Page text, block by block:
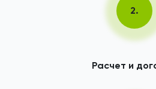
2.
Расчет и